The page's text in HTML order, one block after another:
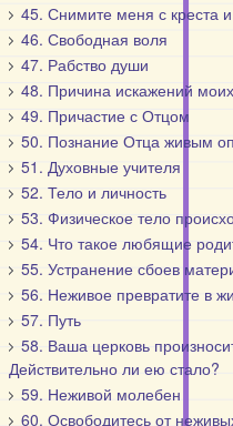
45. Снимите меня с креста
46. Свободная воля
47. Рабство души
48. Причина искажений
49. Причастие с Отцом
50. Познание Отца живым
51. Духовные учителя
52. Тело и личность
53. Физическое тело
54. Что такое любящие
55. Устранение сбоев
56. Неживое превратите в
57. Путь
58. Ваша церковь
Действительно ли ею стало?
59. Неживой молебен
60. Освободитесь от